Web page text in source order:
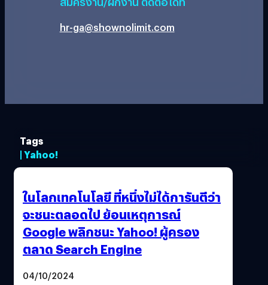
hr-ga@shownolimit.com
Tags
| Yahoo!
ในโลกเทคโนโลยี ที่หนึ่งไม่ได้การันตีว่า
จะชนะตลอดไป ย้อนเหตุการณ์
Google พลิกชนะ Yahoo! ผู้ครอง
ตลาด Search Engine
04/10/2024